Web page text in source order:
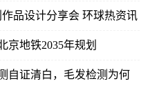
“护苗·绿书签” 原创作品设计分享会 环球热资讯
京地铁2035年规划
自证清白，毛发检测为何